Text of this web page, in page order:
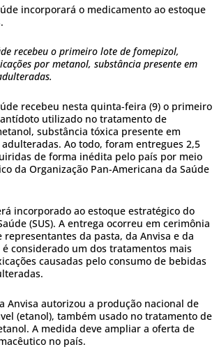
incorporará o medicamento ao estoque
recebeu o primeiro lote de fomepizol,
por metanol, substância presente em
recebeu nesta quinta-feira (9) o primeiro
utilizado no tratamento de
substância tóxica presente em
Ao todo, foram entregues 2,5
de forma inédita pelo país por meio
da Organização Pan-Americana da Saúde
incorporado ao estoque estratégico do
(SUS). A entrega ocorreu em cerimônia
representantes da pasta, da Anvisa e da
considerado um dos tratamentos mais
causadas pelo consumo de bebidas
Anvisa autorizou a produção nacional de
(etanol), também usado no tratamento de
A medida deve ampliar a oferta de
no país.